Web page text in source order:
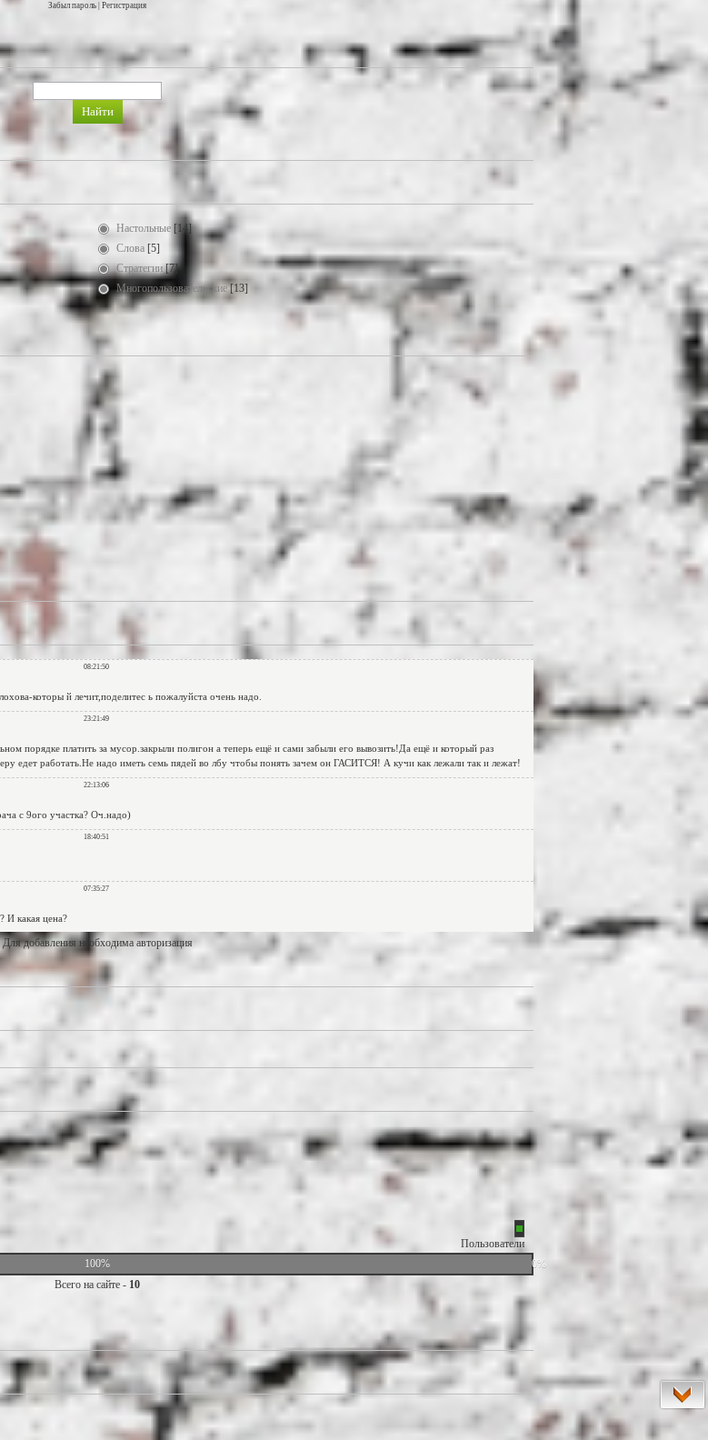
Забыл пароль Регистрация
Настольные [14]
Слова [5]
Стратегии [7]
Многопользовательские [13]
Для добавления необходима авторизация
Пользователи
100%
0%
Всего на сайте - 10